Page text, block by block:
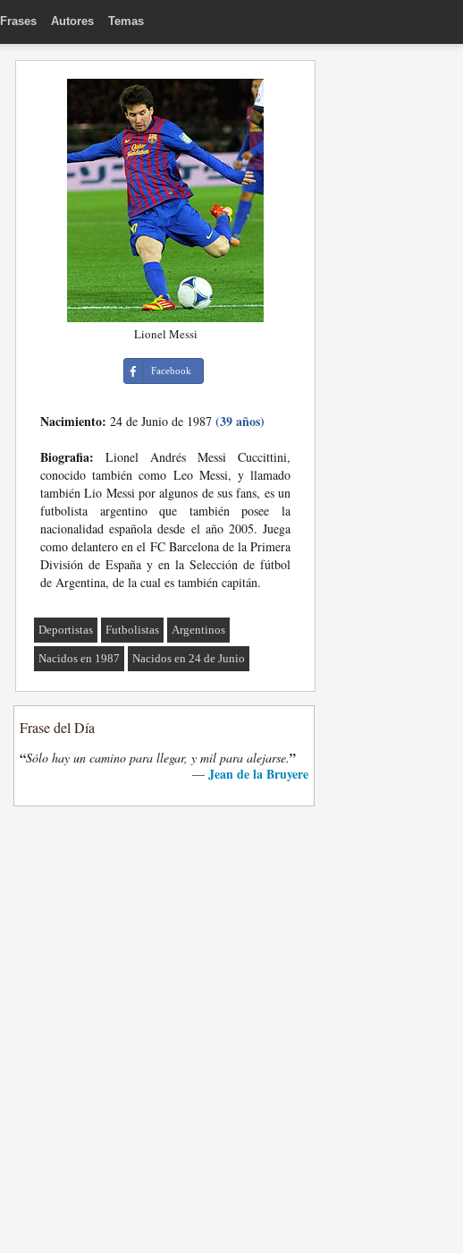
Frases Autores Temas
Lionel Messi
Facebook
Nacimiento: 24 de Junio de 1987 (39 años)
Biografia: Lionel Andrés Messi Cuccittini,
conocido también como Leo Messi, y llamado
también Lio Messi por algunos de sus fans, es un
futbolista argentino que también posee la
nacionalidad española desde el año 2005. Juega
como delantero en el FC Barcelona de la Primera
División de España y en la Selección de fútbol
de Argentina, de la cual es también capitán.
Deportistas Futbolistas Argentinos
Nacidos en 1987 Nacidos en 24 de Junio
Frase del Día
“Sólo hay un camino para llegar, y mil para alejarse.”
— Jean de la Bruyere